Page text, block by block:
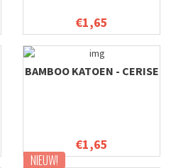
€1,65
BAMBOO KATOEN - CERISE
€1,65
NIEUW!